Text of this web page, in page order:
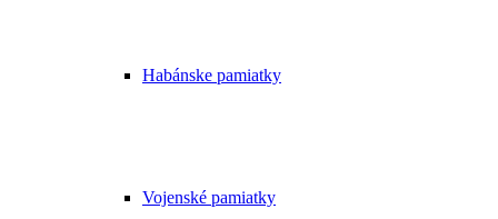
Habánske pamiatky
Vojenské pamiatky